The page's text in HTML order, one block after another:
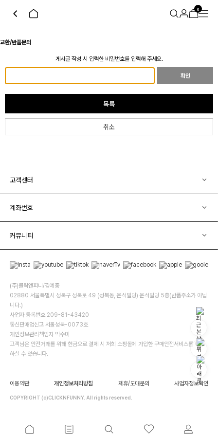
0
교환/반품문의
게시글 작성 시 입력한 비밀번호를 입력해 주세요.
확인
목록
취소
고객센터
계좌번호
커뮤니티
(주)클릭앤퍼니/김예중
02880 서울특별시 성북구 성북로 49 (성북동, 운석빌딩) 운석빌딩 5층(반품주소가 아닙
니다.)
사업자 등록번호 209-81-43420
통신판매업신고 서울성북-0073호
개인정보관리책임자 박수미
고객님은 안전거래를 위해 현금으로 결제 시 저희 소핑몰에 가입한 구매안전서비스를 이용
하실 수 있습니다.
이용약관 개인정보처리방침 제휴/도매문의 사업자정보확인
COPYRIGHT (c)CLICKNFUNNY. All rights reserved.